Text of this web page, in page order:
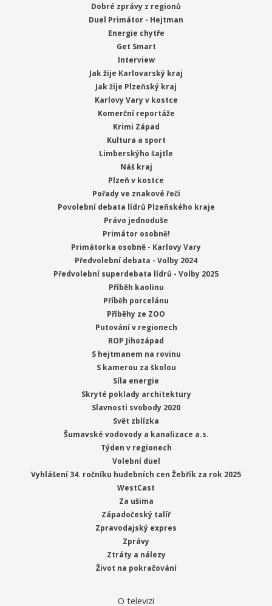
Dobré zprávy z regionů
Duel Primátor - Hejtman
Energie chytře
Get Smart
Interview
Jak žije Karlovarský kraj
Jak žije Plzeňský kraj
Karlovy Vary v kostce
Komerční reportáže
Krimi Západ
Kultura a sport
Limberskýho šajtle
Náš kraj
Plzeň v kostce
Pořady ve znakové řeči
Povolební debata lídrů Plzeňského kraje
Právo jednoduše
Primátor osobně!
Primátorka osobně - Karlovy Vary
Předvolební debata - Volby 2024
Předvolební superdebata lídrů - Volby 2025
Příběh kaolinu
Příběh porcelánu
Příběhy ze ZOO
Putování v regionech
ROP Jihozápad
S hejtmanem na rovinu
S kamerou za školou
Síla energie
Skryté poklady architektury
Slavnosti svobody 2020
Svět zblízka
Šumavské vodovody a kanalizace a.s.
Týden v regionech
Volební duel
Vyhlášení 34. ročníku hudebních cen Žebřík za rok 2025
WestCast
Za ušima
Západočeský talíř
Zpravodajský expres
Zprávy
Ztráty a nálezy
Život na pokračování
O televizi